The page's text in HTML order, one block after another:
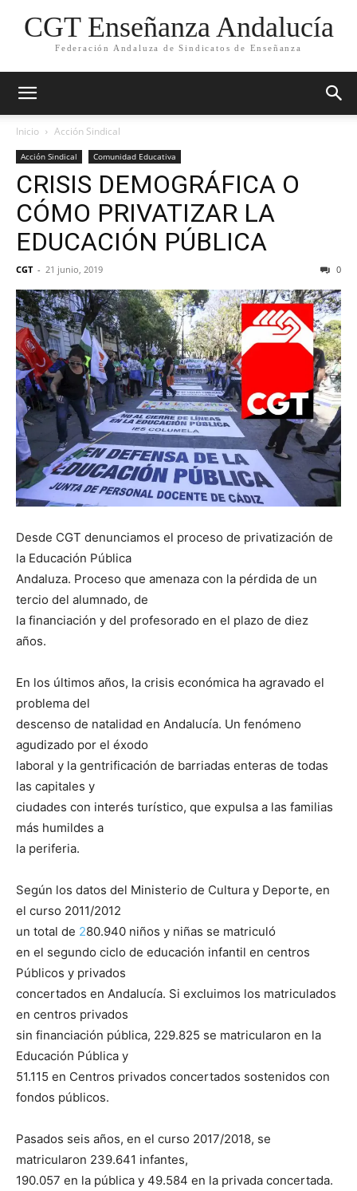
CGT Enseñanza Andalucía
Federación Andaluza de Sindicatos de Enseñanza
Inicio Acción Sindical
Acción Sindical Comunidad Educativa
CRISIS DEMOGRÁFICA O
CÓMO PRIVATIZAR LA
EDUCACIÓN PÚBLICA
CGT - 21 junio, 2019 0
Desde CGT denunciamos el proceso de privatización de
la Educación Pública
Andaluza. Proceso que amenaza con la pérdida de un
tercio del alumnado, de
la financiación y del profesorado en el plazo de diez
años.
En los últimos años, la crisis económica ha agravado el
problema del
descenso de natalidad en Andalucía. Un fenómeno
agudizado por el éxodo
laboral y la gentrificación de barriadas enteras de todas
las capitales y
ciudades con interés turístico, que expulsa a las familias
más humildes a
la periferia.
Según los datos del Ministerio de Cultura y Deporte, en
el curso 2011/2012
un total de 280.940 niños y niñas se matriculó
en el segundo ciclo de educación infantil en centros
Públicos y privados
concertados en Andalucía. Si excluimos los matriculados
en centros privados
sin financiación pública, 229.825 se matricularon en la
Educación Pública y
51.115 en Centros privados concertados sostenidos con
fondos públicos.
Pasados seis años, en el curso 2017/2018, se
matricularon 239.641 infantes,
190.057 en la pública y 49.584 en la privada concertada.